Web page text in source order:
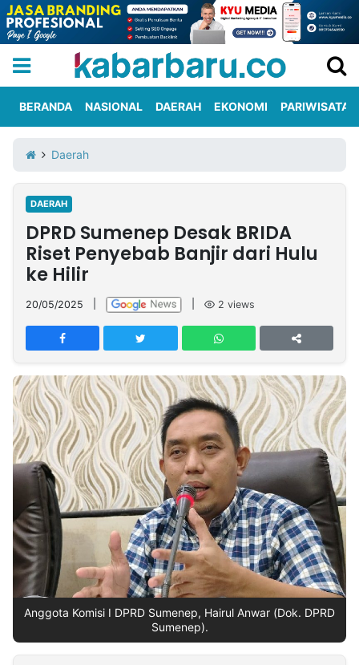
Iklan
Berita
Kami
Nasional
International
Olahraga
Entertainment
Daerah
Pariwisata
Kuliner
Kolom
Network
PT
TREETAN
INDONESIA
Partner
Insight
NTB
Suara
Time
Lens
IDN
Daily
Jogja
Jalan
Rakyat
Idealita
News
Kita
Notice
Dinamikapost.com
Radar
Baru
Seedbacklink
Follow
Kabarbaru
BERANDA NASIONAL DAERAH EKONOMI PARIWISATA
Daerah
DAERAH
DPRD Sumenep Desak BRIDA
Riset Penyebab Banjir dari Hulu
ke Hilir
20/05/2025 2 views
Anggota Komisi I DPRD Sumenep, Hairul Anwar (Dok. DPRD
Sumenep).